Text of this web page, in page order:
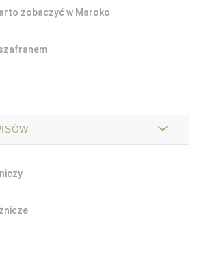
zobaczyć w Maroko